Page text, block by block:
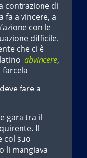
contrazione di
fa a vincere, a
con le
difficile.
che ci è
abvincere,
farcela
fare a
gara tra il
Il
col suo
li mangiava